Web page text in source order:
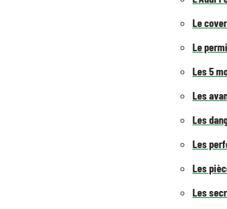
Le
Le
Les 5
Les
Les
Les
Les
Les